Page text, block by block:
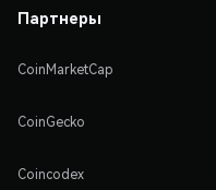
Партнеры
CoinMarketCap
CoinGecko
Coincodex